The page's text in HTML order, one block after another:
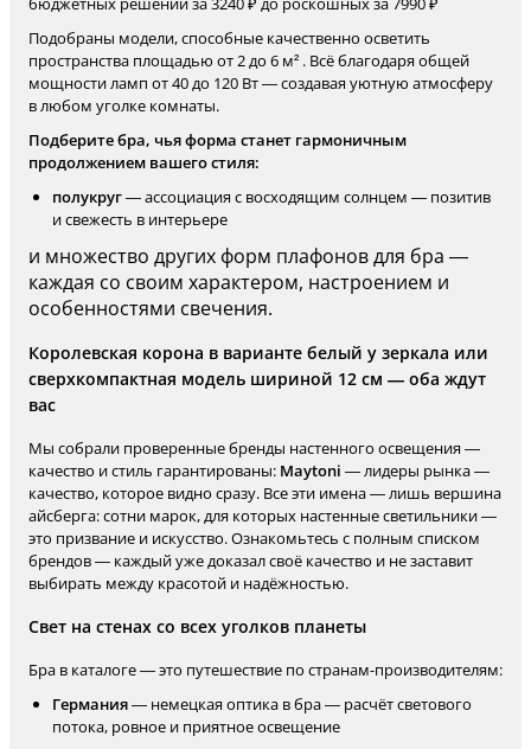
Подобраны модели, способные качественно осветить
пространства площадью от 2 до 6 м² . Всё благодаря общей
мощности ламп от 40 до 120 Вт — создавая уютную атмосферу
в любом уголке комнаты.
Подберите бра, чья форма станет гармоничным
продолжением вашего стиля:
полукруг— ассоциация с восходящим солнцем — позитив
и свежесть в интерьере
и множество других форм плафонов для бра —
каждая со своим характером, настроением и
особенностями свечения.
Королевская корона в варианте белый у зеркала или
сверхкомпактная модель шириной 12 см — оба ждут
вас
Мы собрали проверенные бренды настенного освещения —
качество и стиль гарантированы: Maytoni — лидеры рынка —
качество, которое видно сразу. Все эти имена — лишь вершина
айсберга: сотни марок, для которых настенные светильники —
это призвание и искусство. Ознакомьтесь с полным списком
брендов — каждый уже доказал своё качество и не заставит
выбирать между красотой и надёжностью.
Свет на стенах со всех уголков планеты
Бра в каталоге — это путешествие по странам-производителям:
Германия— немецкая оптика в бра — расчёт светового
потока, ровное и приятное освещение